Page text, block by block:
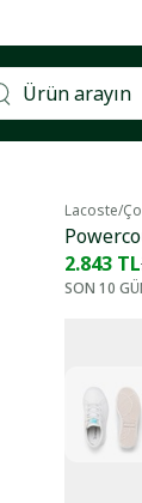
Lacoste/
2.843 TL
SON 10